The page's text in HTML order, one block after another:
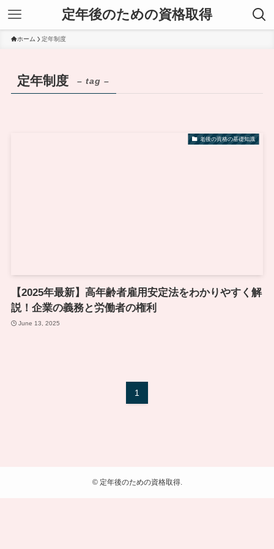
定年後のための資格取得
ホーム 定年制度
定年制度 – tag –
老後の資格の基礎知識
【2025年最新】高年齢者雇用安定法をわかりやすく解
説！企業の義務と労働者の権利
June 13, 2025
1
©定年後のための資格取得.